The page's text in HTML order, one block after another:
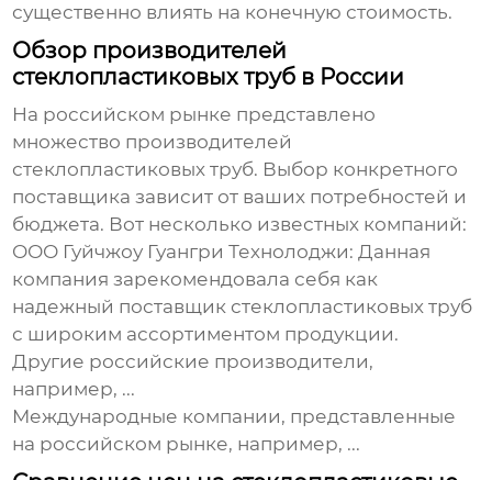
существенно влиять на конечную стоимость.
Обзор производителей
стеклопластиковых труб в России
На российском рынке представлено
множество производителей
стеклопластиковых труб. Выбор конкретного
поставщика зависит от ваших потребностей и
бюджета. Вот несколько известных компаний:
ООО Гуйчжоу Гуангри Технолоджи: Данная
компания зарекомендовала себя как
надежный поставщик стеклопластиковых труб
с широким ассортиментом продукции.
Другие российские производители,
например, ...
Международные компании, представленные
на российском рынке, например, ...